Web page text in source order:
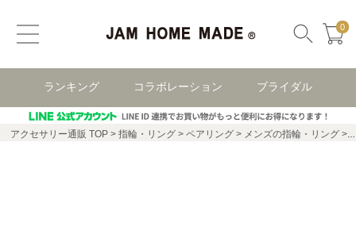
0
ランキング コラボレーション ブライダル
アクセサリー通販 TOP 指輪・リング ペアリング メンズの指輪・リング